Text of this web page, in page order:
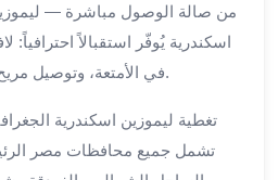
اسكندرية يُوفّر استقبالاً
في الأمتعة، وتوصيل مريح للوجهة بسعر ثابت شامل.
تشمل جميع محافظات مصر